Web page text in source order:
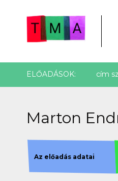
ELŐADÁSOK: cím
Marton
Az előadás adatai